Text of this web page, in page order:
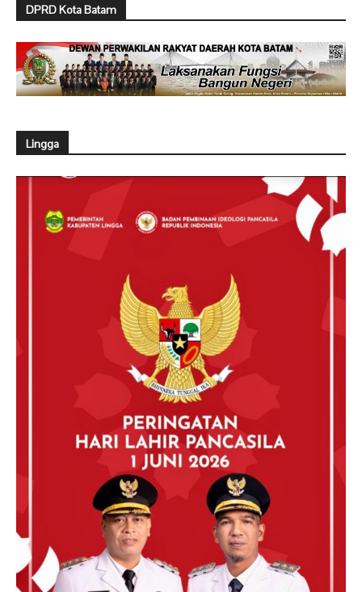
DPRD Kota Batam
Lingga